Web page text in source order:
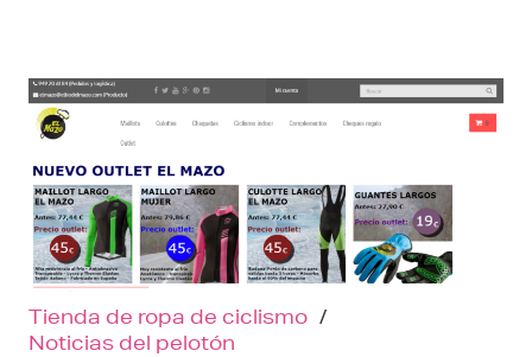
Tienda de ropa de ciclismo /
Noticias del pelotón